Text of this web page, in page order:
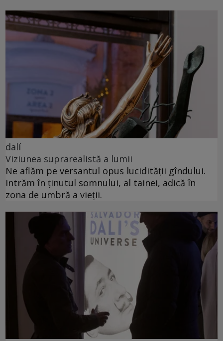
dalí
Viziunea suprarealistă a lumii
Ne aflăm pe versantul opus lucidității gîndului.
Intrăm în ținutul somnului, al tainei, adică în
zona de umbră a vieții.